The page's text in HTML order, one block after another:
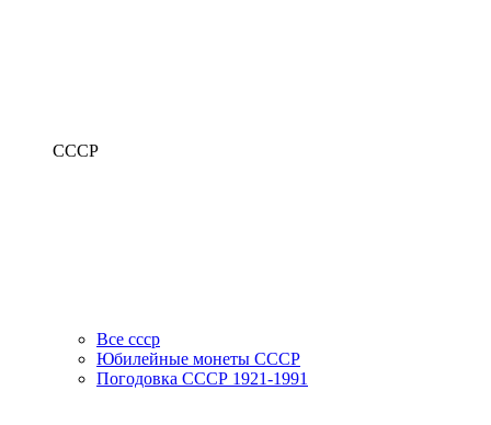
СССР
Все ссср
Юбилейные монеты СССР
Погодовка СССР 1921-1991